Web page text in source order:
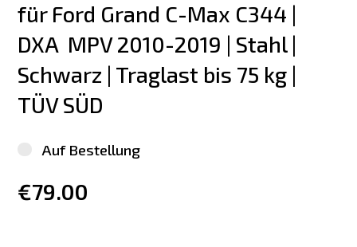
für Ford Grand C-Max C344 |
DXA  MPV 2010-2019 | Stahl |
Schwarz | Traglast bis 75 kg |
TÜV SÜD
Auf Bestellung
€79.00